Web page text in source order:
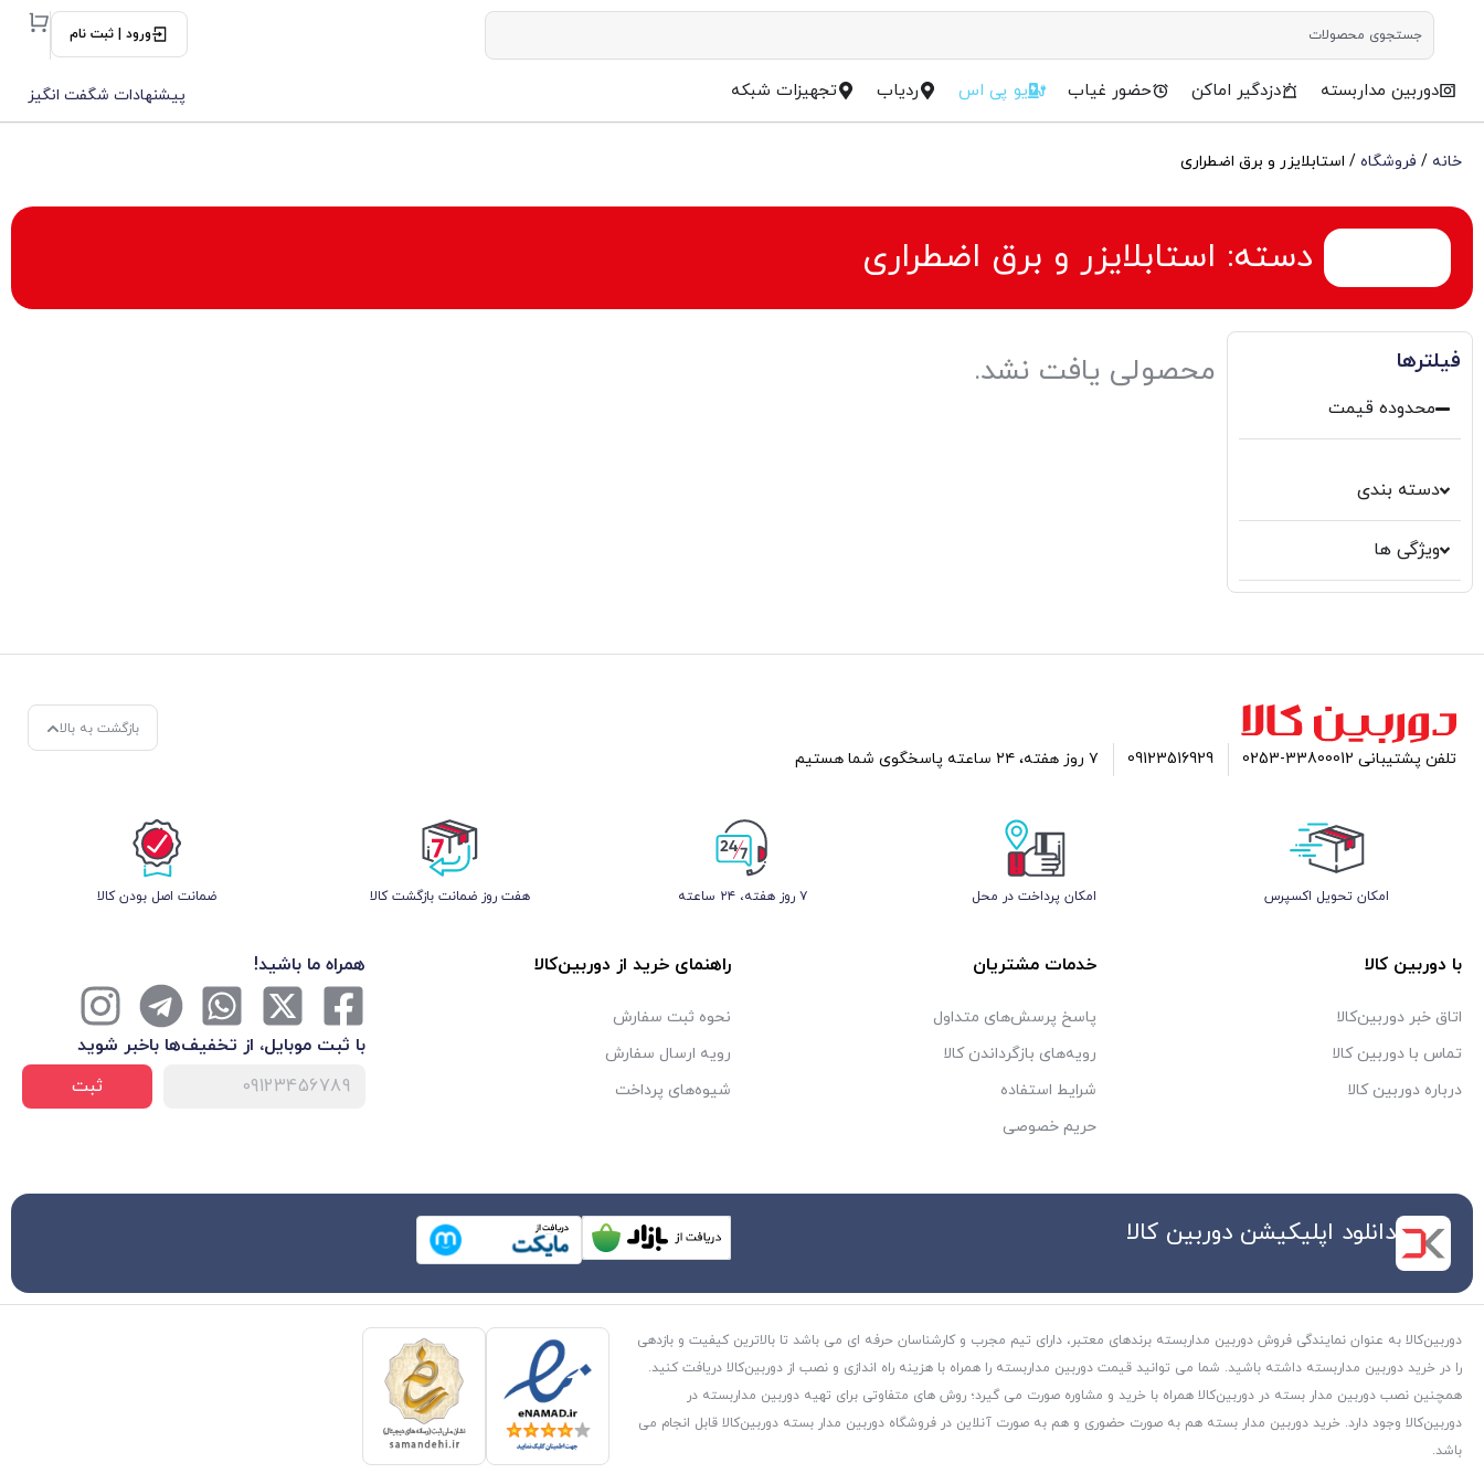
ورود | ثبت نام
دوربین مداربسته دزدگیر اماکن حضور غیاب یو پی اس ردیاب تجهیزات شبکه پیشنهادات شگفت انگیز
خانه / فروشگاه / استابلایزر و برق اضطراری
دسته: استابلایزر و برق اضطراری
فیلترها
محدوده قیمت
دسته بندی
ویژگی ها
محصولی یافت نشد.
تلفن پشتیبانی 33800012-0253 09123516929 ۷ روز هفته، ۲۴ ساعته پاسخگوی شما هستیم
بازگشت به بالا
اﻣﮑﺎن ﺗﺤﻮﯾﻞ اﮐﺴﭙﺮس امکان پرداخت در محل ۷ روز ﻫﻔﺘﻪ، ۲۴ ﺳﺎﻋﺘﻪ هفت روز ضمانت بازگشت کالا ﺿﻤﺎﻧﺖ اﺻﻞ ﺑﻮدن ﮐﺎﻟﺎ
با دوربین کالا
اتاق خبر دوربین‌کالا
تماس با دوربین کالا
درباره دوربین کالا
خدمات مشتریان
پاسخ پرسش‌های متداول
رویه‌های بازگرداندن کالا
شرایط استفاده
حریم خصوصی
راهنمای خرید از دوربین‌کالا
نحوه ثبت سفارش
رویه ارسال سفارش
شیوه‌های پرداخت
همراه ما باشید!
با ثبت موبایل، از تخفیف‌ها با‌خبر شوید
ثبت
دانلود اپلیکیشن دوربین کالا
دوربین‌کالا به عنوان نمایندگی فروش دوربین مداربسته برندهای معتبر، دارای تیم مجرب و کارشناسان حرفه ای می باشد تا بالاترین کیفیت و بازدهی
را در خرید دوربین مداربسته داشته باشید. شما می توانید قیمت دوربین مداربسته را همراه با هزینه راه اندازی و نصب از دوربین‌کالا دریافت کنید.
همچنین نصب دوربین مدار بسته در دوربین‌کالا همراه با خرید و مشاوره صورت می گیرد؛ روش های متفاوتی برای تهیه دوربین مداربسته در
دوربین‌کالا وجود دارد. خرید دوربین مدار بسته هم به صورت حضوری و هم به صورت آنلاین در فروشگاه دوربین مدار بسته دوربین‌کالا قابل انجام می
باشد.